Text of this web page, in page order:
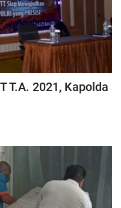
T.A. 2021, Kapolda